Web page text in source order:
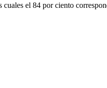
el 84 por ciento